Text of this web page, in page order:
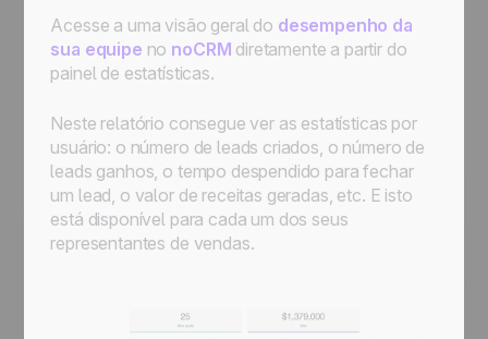
Acesse a uma visão geral do desempenho da
sua equipe no noCRM diretamente a partir do
painel de estatísticas.
Neste relatório consegue ver as estatísticas por
usuário: o número de leads criados, o número de
leads ganhos, o tempo despendido para fechar
um lead, o valor de receitas geradas, etc. E isto
está disponível para cada um dos seus
representantes de vendas.